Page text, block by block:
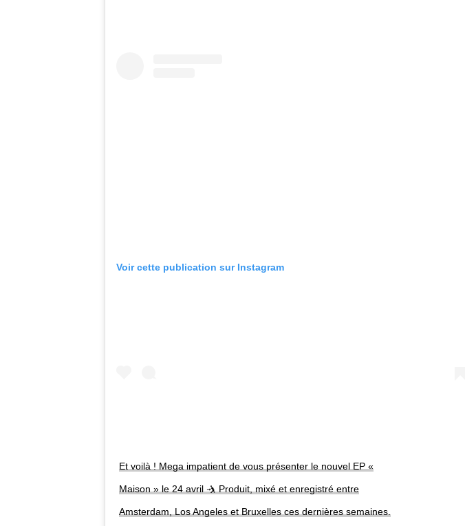
Voir cette publication sur Instagram
Et voilà ! Mega impatient de vous présenter le nouvel EP «
Maison » le 24 avril 🤺 Produit, mixé et enregistré entre
Amsterdam, Los Angeles et Bruxelles ces dernières semaines.